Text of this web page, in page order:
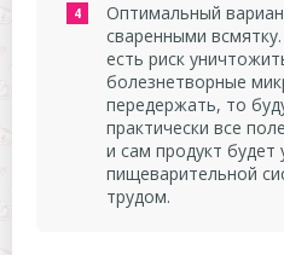
Оптимальный
сваренными
есть риск
болезнетворные
передержать, то
практически все
и сам продукт будет
пищеварительной
трудом.